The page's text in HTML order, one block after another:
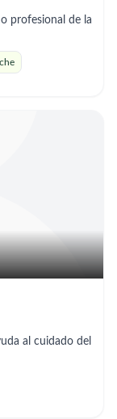
profesional de la
al cuidado del